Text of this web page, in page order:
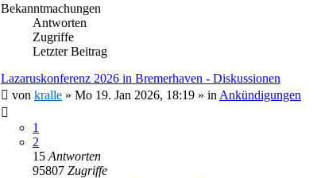
Bekanntmachungen
Antworten
Zugriffe
Letzter Beitrag
Lazaruskonferenz 2026 in Bremerhaven - Diskussionen
von kralle » Mo 19. Jan 2026, 18:19 » in Ankündigungen
1
2
15 Antworten
95807 Zugriffe